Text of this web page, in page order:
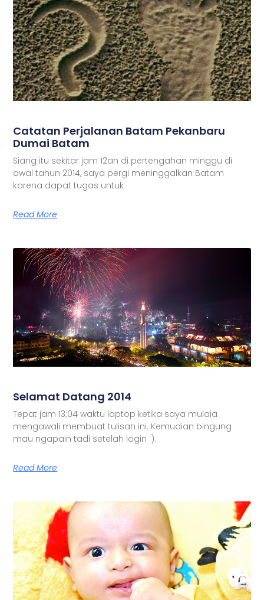
Catatan Perjalanan Batam Pekanbaru
Dumai Batam
Siang itu sekitar jam 12an di pertengahan minggu di
awal tahun 2014, saya pergi meninggalkan Batam
karena dapat tugas untuk
Read More
Selamat Datang 2014
Tepat jam 13:04 waktu laptop ketika saya mulaia
mengawali membuat tulisan ini. Kemudian bingung
mau ngapain tadi setelah login :).
Read More